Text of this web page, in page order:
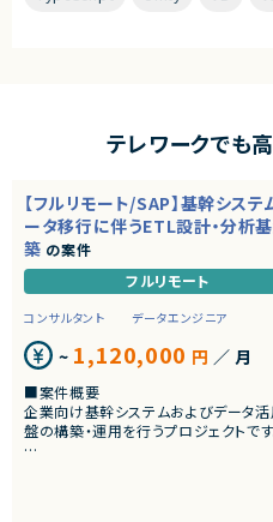
テレワークでも
【フルリモート/SAP】基幹システ
ータ移行に伴うETL設計・分析
築 の案件
フルリモート
コンサルタント データエンジニア
~ 1,120,000 円 ／ 月
■案件概要
企業向け基幹システムおよびデータ
盤の構築・運用を行うプロジェクトです